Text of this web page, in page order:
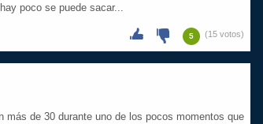
poco se puede sacar...
5 (15 votos)
más de 30 durante uno de los pocos momentos que